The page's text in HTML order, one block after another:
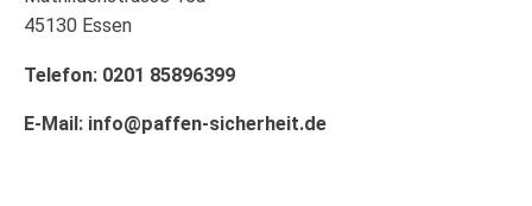
45130 Essen
Telefon: 0201 85896399
E-Mail: info@paffen-sicherheit.de